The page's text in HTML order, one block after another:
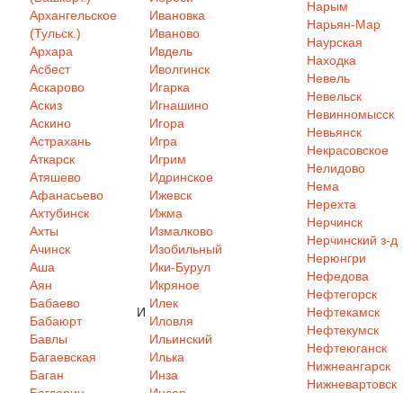
Архангельское
(Тульск.)
Архара
Асбест
Аскарово
Аскиз
Аскино
Астрахань
Аткарск
Атяшево
Афанасьево
Ахтубинск
Ахты
Ачинск
Аша
Аян
Бабаево
Бабаюрт
Бавлы
Багаевская
Баган
И
Ивановка
Иваново
Ивдель
Иволгинск
Игарка
Игнашино
Игора
Игра
Игрим
Идринское
Ижевск
Ижма
Измалково
Изобильный
Ики-Бурул
Икряное
Илек
Иловля
Ильинский
Илька
Инза
Нарым
Нарьян-Мар
Наурская
Находка
Невель
Невельск
Невинномысск
Невьянск
Некрасовское
Нелидово
Нема
Нерехта
Нерчинск
Нерчинский з-д
Нерюнгри
Нефедова
Нефтегорск
Нефтекамск
Нефтекумск
Нефтеюганск
Нижнеангарск
Нижневартовск